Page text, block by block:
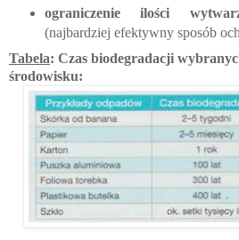
ograniczenie ilości
(najbardziej efektywny sposób
Tabela: Czas biodegradacji
środowisku: